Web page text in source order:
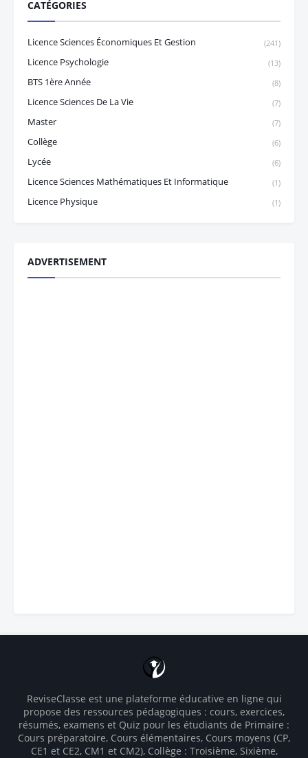
CATÉGORIES
Licence Sciences Économiques Et Gestion (241)
Licence Psychologie (13)
BTS 1ère Année (8)
Licence Sciences De La Vie (7)
Master (7)
Collège (6)
Lycée (6)
Licence Sciences Mathématiques Et Informatique (1)
Licence Physique (1)
ADVERTISEMENT
ReviseClasse est une plateforme éducative en ligne qui
propose des ressources pédagogiques : cours, exercices,
résumés, examens et Quiz pour les étudiants de Primaire :
Cours préparatoire, Cours élémentaires, Cours moyens (CP,
CE1 et CE2, CM1 et CM2), Collège : Troisième, Sixième,